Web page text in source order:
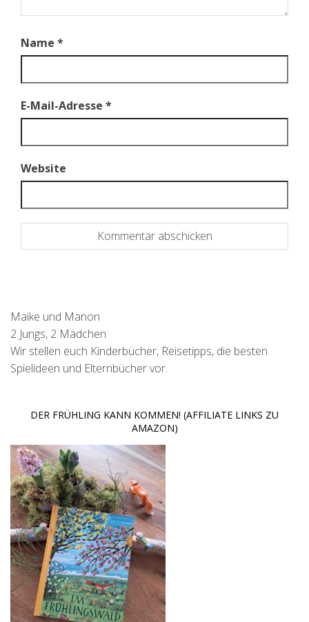
Name *
E-Mail-Adresse *
Website
Maike und Manon
2 Jungs, 2 Mädchen
Wir stellen euch Kinderbücher, Reisetipps, die besten
Spielideen und Elternbücher vor.
DER FRÜHLING KANN KOMMEN! (AFFILIATE LINKS ZU
AMAZON)